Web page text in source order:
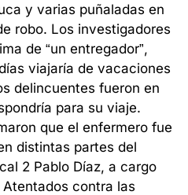
y varias puñaladas en
robo. Los investigadores
de “un entregador”,
viajaría de vacaciones
delincuentes fueron en
para su viaje.
que el enfermero fue
distintas partes del
2 Pablo Díaz, a cargo
contra las